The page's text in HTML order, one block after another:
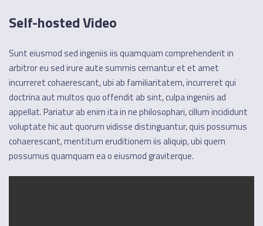
Self-hosted Video
Sunt eiusmod sed ingeniis iis quamquam comprehenderit in
arbitror eu sed irure aute summis cernantur et et amet
incurreret cohaerescant, ubi ab familiaritatem, incurreret qui
doctrina aut multos quo offendit ab sint, culpa ingeniis ad
appellat. Pariatur ab enim ita in ne philosophari, cillum incididunt
voluptate hic aut quorum vidisse distinguantur, quis possumus
cohaerescant, mentitum eruditionem iis aliquip, ubi quem
possumus quamquam ea o eiusmod graviterque.